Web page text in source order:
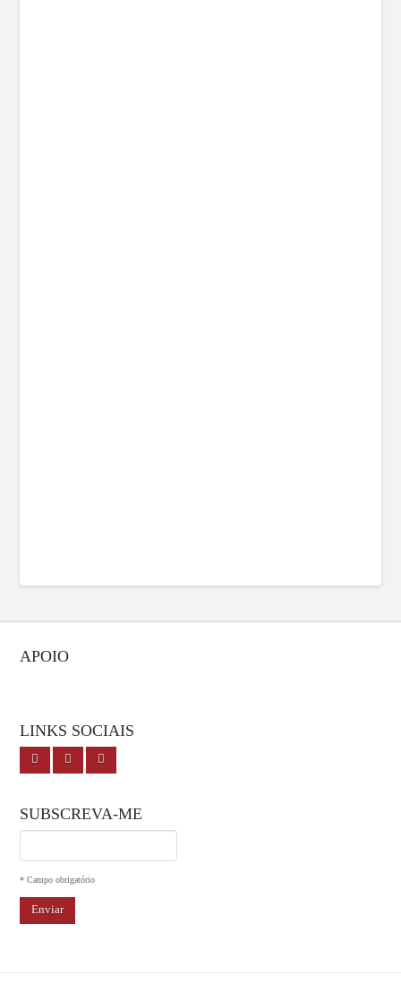
APOIO
LINKS SOCIAIS
SUBSCREVA-ME
I agree terms and conditions.*
* Campo obrigatório